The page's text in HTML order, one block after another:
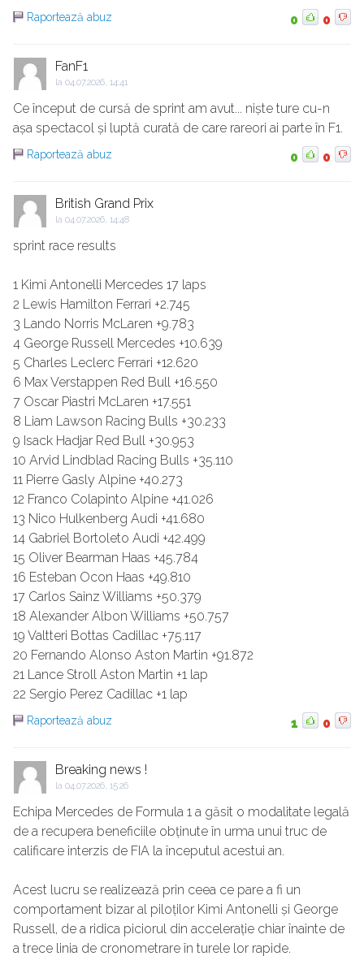
Raportează abuz 0 0
FanF1
la 04.07.2026, 14:41
Ce început de cursă de sprint am avut... niște ture cu-n
așa spectacol și luptă curată de care rareori ai parte în F1.
Raportează abuz 0 0
British Grand Prix
la 04.07.2026, 14:48
sprint race results
1 Kimi Antonelli Mercedes 17 laps
2 Lewis Hamilton Ferrari +2.745
3 Lando Norris McLaren +9.783
4 George Russell Mercedes +10.639
5 Charles Leclerc Ferrari +12.620
6 Max Verstappen Red Bull +16.550
7 Oscar Piastri McLaren +17.551
8 Liam Lawson Racing Bulls +30.233
9 Isack Hadjar Red Bull +30.953
10 Arvid Lindblad Racing Bulls +35.110
11 Pierre Gasly Alpine +40.273
12 Franco Colapinto Alpine +41.026
13 Nico Hulkenberg Audi +41.680
14 Gabriel Bortoleto Audi +42.499
15 Oliver Bearman Haas +45.784
16 Esteban Ocon Haas +49.810
17 Carlos Sainz Williams +50.379
18 Alexander Albon Williams +50.757
19 Valtteri Bottas Cadillac +75.117
20 Fernando Alonso Aston Martin +91.872
21 Lance Stroll Aston Martin +1 lap
22 Sergio Perez Cadillac +1 lap
Raportează abuz 1 0
Breaking news !
la 04.07.2026, 15:26
Echipa Mercedes de Formula 1 a găsit o modalitate legală
de a recupera beneficiile obținute în urma unui truc de
calificare interzis de FIA ​​la începutul acestui an.
Acest lucru se realizează prin ceea ce pare a fi un
comportament bizar al piloților Kimi Antonelli și George
Russell, de a ridica piciorul din accelerație chiar înainte de
a trece linia de cronometrare în turele lor rapide.